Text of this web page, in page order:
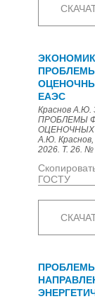
ЕАЭС
Краснов
ПРОБЛЕМЫ
ОЦЕНОЧНЫХ
А.Ю. Краснов,
2026. Т. 26. №
ГОСТУ